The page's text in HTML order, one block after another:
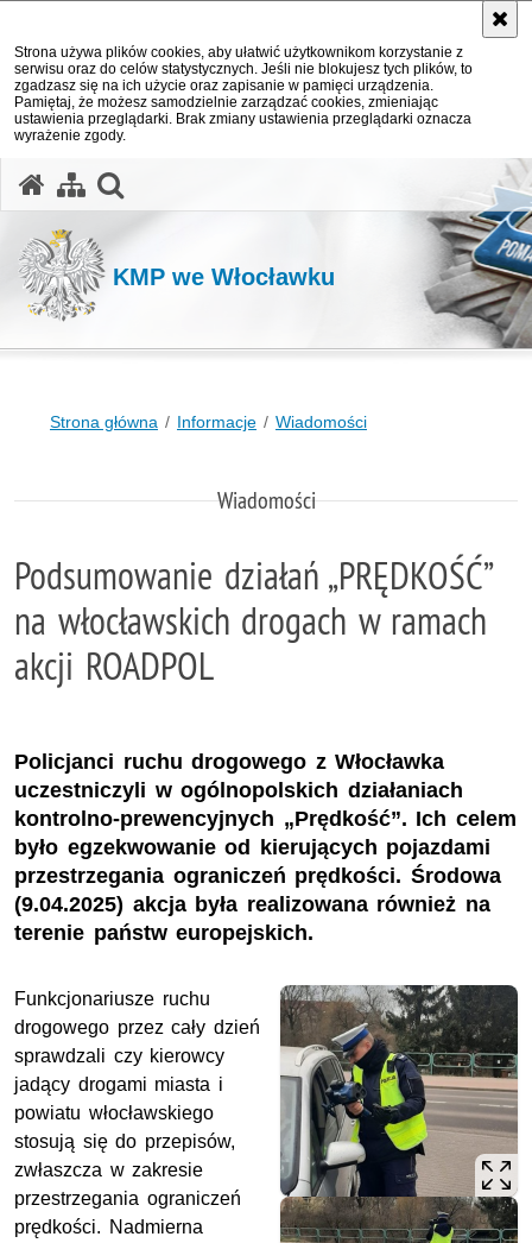
Strona używa plików cookies, aby ułatwić użytkownikom korzystanie z
serwisu oraz do celów statystycznych. Jeśli nie blokujesz tych plików, to
zgadzasz się na ich użycie oraz zapisanie w pamięci urządzenia.
Pamiętaj, że możesz samodzielnie zarządzać cookies, zmieniając
ustawienia przeglądarki. Brak zmiany ustawienia przeglądarki oznacza
wyrażenie zgody.
KMP we Włocławku
Strona główna Informacje Wiadomości
Wiadomości
Podsumowanie działań „PRĘDKOŚĆ”
na włocławskich drogach w ramach
akcji ROADPOL
Policjanci ruchu drogowego z Włocławka
uczestniczyli w ogólnopolskich działaniach
kontrolno-prewencyjnych „Prędkość”. Ich celem
było egzekwowanie od kierujących pojazdami
przestrzegania ograniczeń prędkości. Środowa
(9.04.2025) akcja była realizowana również na
terenie państw europejskich.
Funkcjonariusze ruchu
drogowego przez cały dzień
sprawdzali czy kierowcy
jadący drogami miasta i
powiatu włocławskiego
stosują się do przepisów,
zwłaszcza w zakresie
przestrzegania ograniczeń
prędkości. Nadmierna